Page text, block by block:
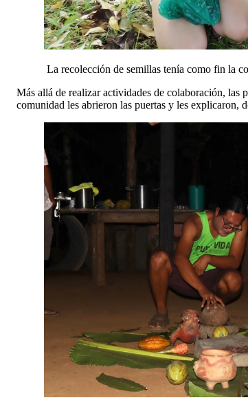
La recolección de semillas tenía como fin la
Más allá de realizar actividades de colaboración, las
comunidad les abrieron las puertas y les explicaron,